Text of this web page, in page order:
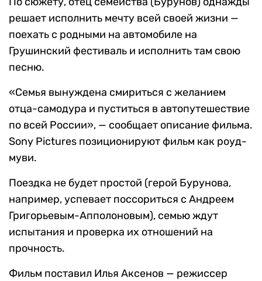
решает исполнить мечту всей своей жизни —
поехать с родными на автомобиле на
Грушинский фестиваль и исполнить там свою
песню.
«Семья вынуждена смириться с желанием
отца-самодура и пуститься в автопутешествие
по всей России», — сообщает описание фильма.
Sony Pictures позиционируют фильм как роуд-
муви.
Поездка не будет простой (герой Бурунова,
например, успевает поссориться с Андреем
Григорьевым-Апполоновым), семью ждут
испытания и проверка их отношений на
прочность.
Фильм поставил Илья Аксенов — режиссер